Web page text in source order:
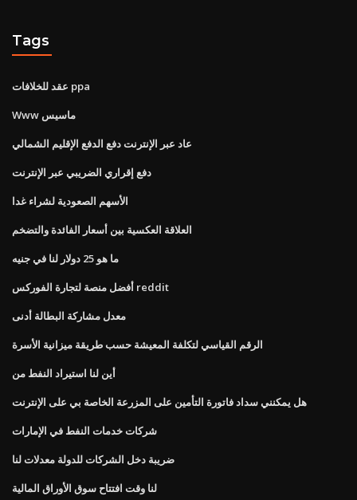
Tags
عقد للخلافات ppa
Www ماسيس
عاد عبر الإنترنت دفع الدفع الإقليم الشمالي
دفع إقراري الضريبي عبر الإنترنت
الأسهم الصعودية لشراء غدا
العلاقة العكسية بين أسعار الفائدة والتضخم
ما هو 25 دولار لنا في جنيه
أفضل منصة لتجارة الفوركس reddit
معدل مشاركة البطالة أدنى
الرقم القياسي لتكلفة المعيشة حسب طريقة ميزانية الأسرة
أين لنا استيراد النفط من
هل يمكنني سداد فاتورة التأمين على المزرعة الخاصة بي على الإنترنت
شركات خدمات النفط في الإمارات
ضريبة دخل الشركات للدولة معدلات لنا
لنا وقت افتتاح سوق الأوراق المالية